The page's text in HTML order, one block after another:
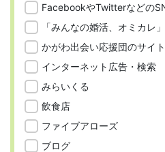
FacebookやTwitterなどの
「みんなの婚活、オミカレ
かがわ出会い応援団のサイ
インターネット広告・検索
みらいくる
飲食店
ファイブアローズ
ブログ